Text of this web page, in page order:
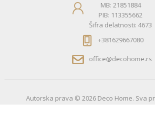
MB: 21851884
PIB: 113355662
Šifra delatnosti: 4673
+381629667080
office@decohome.rs
Autorska prava © 2026 Deco Home. Sva